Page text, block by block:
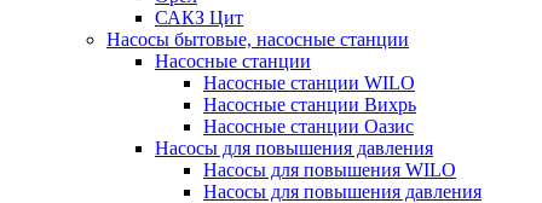
САКЗ Цит
Насосы бытовые, насосные станции
Насосные станции
Насосные станции WILO
Насосные станции Вихрь
Насосные станции Оазис
Насосы для повышения давления
Насосы для повышения WILO
Насосы для повышения давления